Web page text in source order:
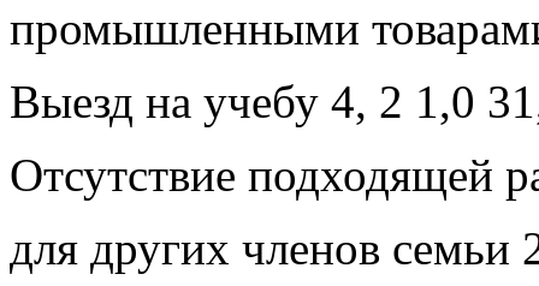
промышленными
Выезд на учебу 4, 2 1,0
Отсутствие подходящей
для других членов семьи